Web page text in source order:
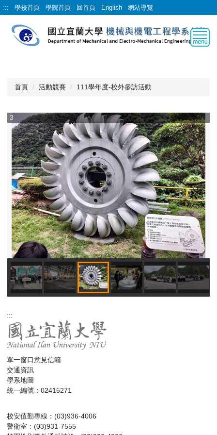
跳
到
::: 學校首頁 學院首頁 回首頁 English 網站導覽
首頁 活動競賽 111學年度-校外參訪活動
3
:::
單一窗口意見信箱
交通資訊
學系地圖
統一編號：02415271
校安值勤專線：(03)936-4006
警衛室：(03)931-7555